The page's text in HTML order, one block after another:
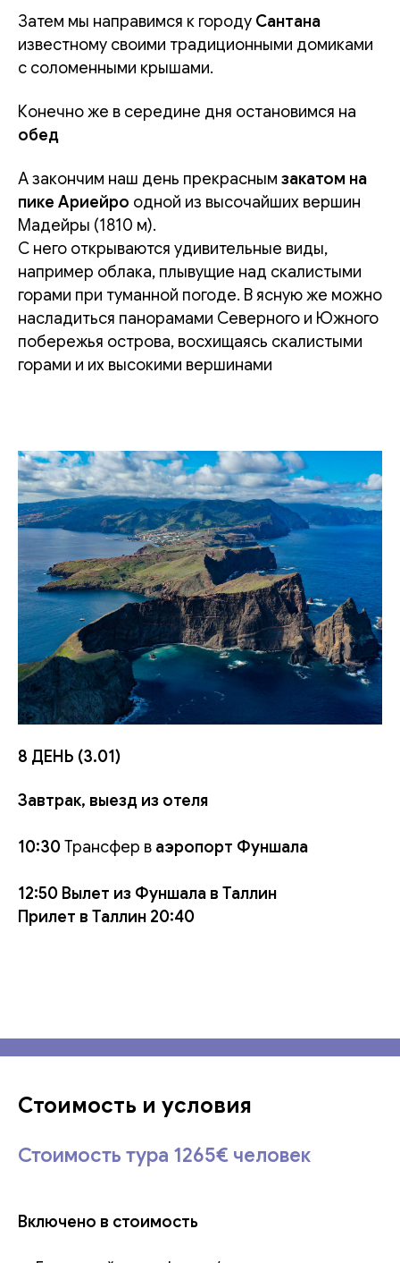
Затем мы направимся к городу Сантана
известному своими традиционными домиками
с соломенными крышами.
Конечно же в середине дня остановимся на
обед
А закончим наш день прекрасным закатом на
пике Ариейро одной из высочайших вершин
Мадейры (1810 м).
С него открываются удивительные виды,
например облака, плывущие над скалистыми
горами при туманной погоде. В ясную же можно
насладиться панорамами Северного и Южного
побережья острова, восхищаясь скалистыми
горами и их высокими вершинами
8 ДЕНЬ (3.01)
Завтрак, выезд из отеля
10:30Трансфер в аэропорт Фуншала
12:50 Вылет из Фуншала в Таллин
Прилет в Таллин 20:40
Стоимость и условия
Стоимость тура 1265€ человек
Включено в стоимость